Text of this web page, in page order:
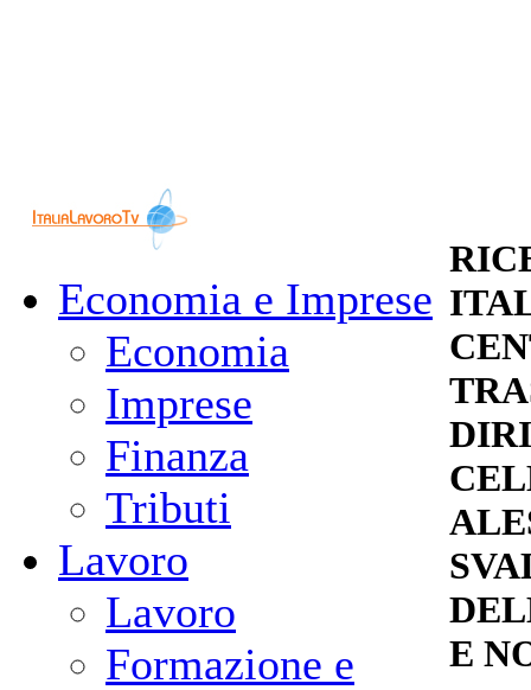
Economia e Imprese
Economia
Imprese
Finanza
Tributi
Lavoro
Lavoro
Formazione e
E